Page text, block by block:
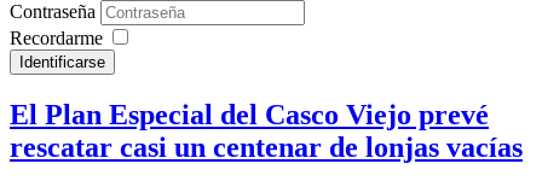
Contraseña
Recordarme
Identificarse
El Plan Especial del Casco Viejo prevé
rescatar casi un centenar de lonjas vacías